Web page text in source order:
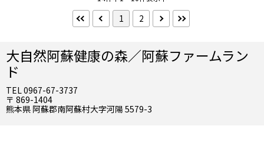
部屋の特長
離れ客室
その他
洗浄便座
1 2
大自然阿蘇健康の森／阿蘇ファームラン
ド
TEL 0967-67-3737
〒 869-1404
熊本県 阿蘇郡南阿蘇村大字河陽 5579-3